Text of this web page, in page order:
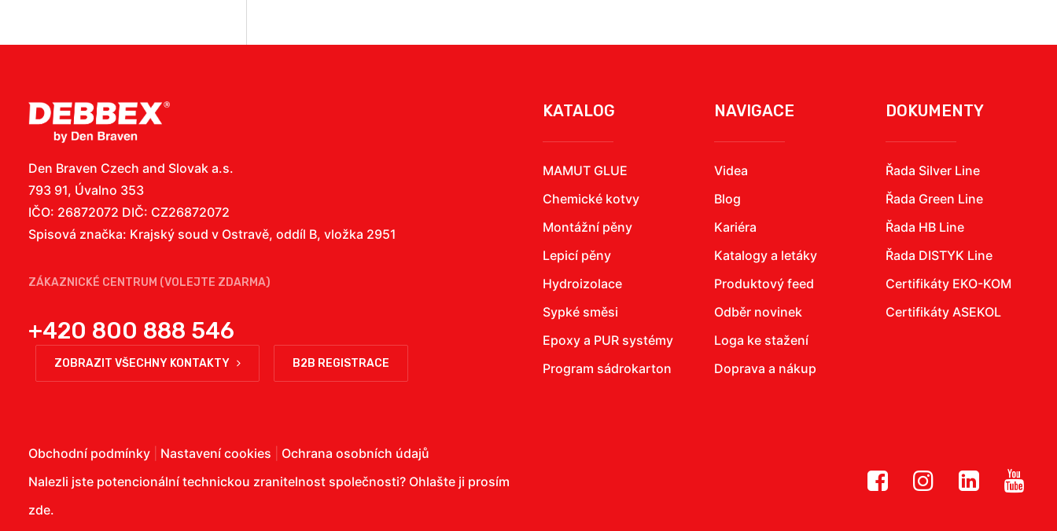
Den Braven Czech and Slovak a.s.
793 91, Úvalno 353
IČO: 26872072 DIČ: CZ26872072
Spisová značka: Krajský soud v Ostravě, oddíl B, vložka 2951
ZÁKAZNICKÉ CENTRUM (VOLEJTE ZDARMA)
+420 800 888 546
ZOBRAZIT VŠECHNY KONTAKTY B2B REGISTRACE
KATALOG
MAMUT GLUE
Chemické kotvy
Montážní pěny
Lepicí pěny
Hydroizolace
Sypké směsi
Epoxy a PUR systémy
Program sádrokarton
NAVIGACE
Videa
Blog
Kariéra
Katalogy a letáky
Produktový feed
Odběr novinek
Loga ke stažení
Doprava a nákup
DOKUMENTY
Řada Silver Line
Řada Green Line
Řada HB Line
Řada DISTYK Line
Certifikáty EKO-KOM
Certifikáty ASEKOL
Obchodní podmínky Nastavení cookies
Ochrana osobních údajů
Nalezli jste potencionální technickou zranitelnost společnosti? Ohlašte ji prosím
zde.